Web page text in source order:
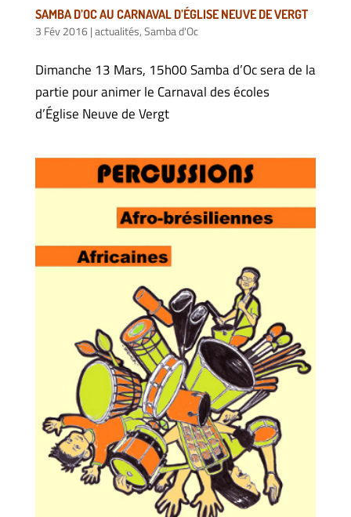
SAMBA D’OC AU CARNAVAL D’ÉGLISE NEUVE DE VERGT
3 Fév 2016|actualités,Samba d'Oc
Dimanche 13 Mars, 15h00 Samba d’Oc sera de la
partie pour animer le Carnaval des écoles
d’Église Neuve de Vergt